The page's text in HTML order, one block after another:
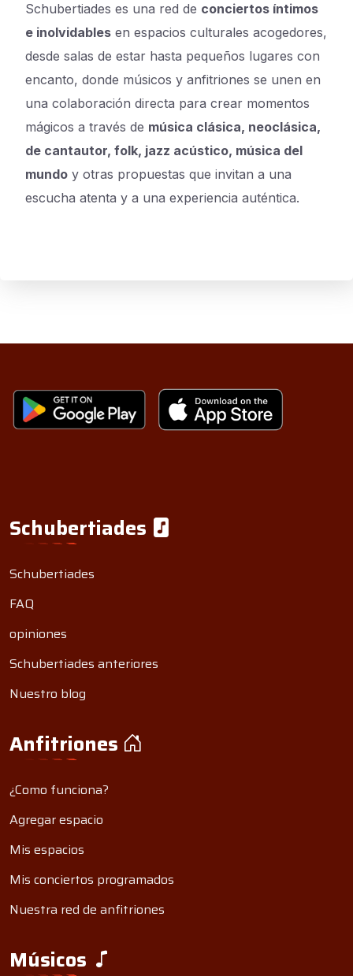
Schubertiades es una red de conciertos íntimos
e inolvidables en espacios culturales acogedores,
desde salas de estar hasta pequeños lugares con
encanto, donde músicos y anfitriones se unen en
una colaboración directa para crear momentos
mágicos a través de música clásica, neoclásica,
de cantautor, folk, jazz acústico, música del
mundo y otras propuestas que invitan a una
escucha atenta y a una experiencia auténtica.
Schubertiades
Schubertiades
FAQ
opiniones
Schubertiades anteriores
Nuestro blog
Anfitriones
¿Como funciona?
Agregar espacio
Mis espacios
Mis conciertos programados
Nuestra red de anfitriones
Músicos